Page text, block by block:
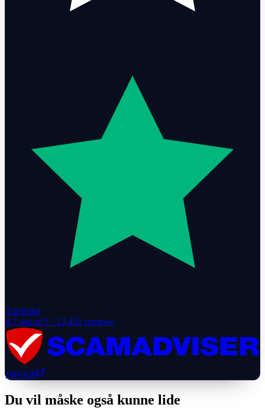
Trustpilot
4.7 out of 5 · 12,431 reviews
100/100
Du vil måske også kunne lide